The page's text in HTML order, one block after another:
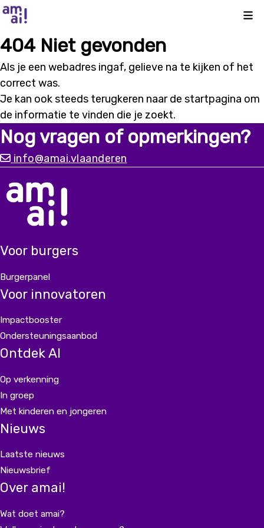
404 Niet gevonden
Als je een webadres ingaf, gelieve na te kijken of het
correct was.
Je kan ook steeds terugkeren naar de startpagina om
de informatie te vinden die je zoekt.
Nog vragen of opmerkingen?
info@amai.vlaanderen
Voor burgers
Burgerpanel
Voor innovatoren
Impactbooster
Ondersteuningsaanbod
Ontdek AI
Op verkenning
In groep
Met kinderen en jongeren
Nieuws
Laatste nieuws
Nieuwsbrief
Over amai!
Wat doet amai?